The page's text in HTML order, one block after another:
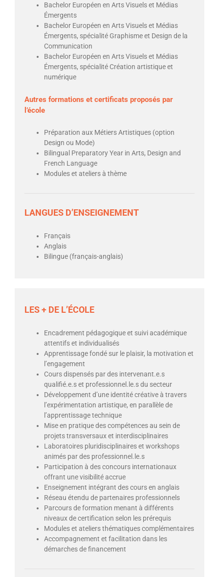
Bachelor Européen en Arts Visuels et Médias
Émergents
Bachelor Européen en Arts Visuels et Médias
Émergents, spécialité Graphisme et Design de la
Communication
Bachelor Européen en Arts Visuels et Médias
Émergents, spécialité Création artistique et
numérique
Autres formations et certificats proposés par
l’école
Préparation aux Métiers Artistiques (option
Design ou Mode)
Bilingual Preparatory Year in Arts, Design and
French Language
Modules et ateliers à thème
LANGUES D’ENSEIGNEMENT
Français
Anglais
Bilingue (français-anglais)
LES + DE L’ÉCOLE
Encadrement pédagogique et suivi académique
attentifs et individualisés
Apprentissage fondé sur le plaisir, la motivation et
l’engagement
Cours dispensés par des intervenant.e.s
qualifié.e.s et professionnel.le.s du secteur
Développement d’une identité créative à travers
l’expérimentation artistique, en parallèle de
l’apprentissage technique
Mise en pratique des compétences au sein de
projets transversaux et interdisciplinaires
Laboratoires pluridisciplinaires et workshops
animés par des professionnel.le.s
Participation à des concours internationaux
offrant une visibilité accrue
Enseignement intégrant des cours en anglais
Réseau étendu de partenaires professionnels
Parcours de formation menant à différents
niveaux de certification selon les prérequis
Modules et ateliers thématiques complémentaires
Accompagnement et facilitation dans les
démarches de financement